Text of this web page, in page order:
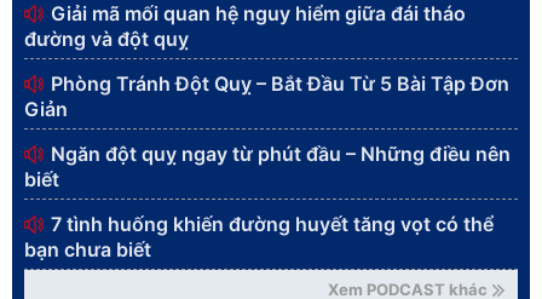
Giải mã mối quan hệ nguy hiểm giữa đái tháo
đường và đột quỵ
Phòng Tránh Đột Quỵ – Bắt Đầu Từ 5 Bài Tập Đơn
Giản
Ngăn đột quỵ ngay từ phút đầu – Những điều nên
biết
7 tình huống khiến đường huyết tăng vọt có thể
bạn chưa biết
Xem PODCAST khác